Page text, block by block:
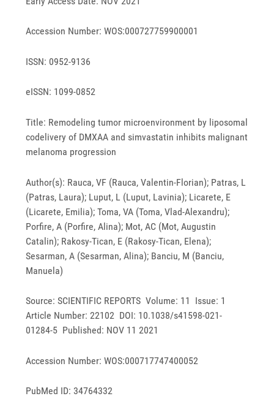
Accession Number: WOS:000727759900001
ISSN: 0952-9136
eISSN: 1099-0852
Title: Remodeling tumor microenvironment by liposomal
codelivery of DMXAA and simvastatin inhibits malignant
melanoma progression
Author(s): Rauca, VF (Rauca, Valentin-Florian); Patras, L
(Patras, Laura); Luput, L (Luput, Lavinia); Licarete, E
(Licarete, Emilia); Toma, VA (Toma, Vlad-Alexandru);
Porfire, A (Porfire, Alina); Mot, AC (Mot, Augustin
Catalin); Rakosy-Tican, E (Rakosy-Tican, Elena);
Sesarman, A (Sesarman, Alina); Banciu, M (Banciu,
Manuela)
Source: SCIENTIFIC REPORTS Volume: 11 Issue: 1
Article Number: 22102 DOI: 10.1038/s41598-021-
01284-5 Published: NOV 11 2021
Accession Number: WOS:000717747400052
PubMed ID: 34764332